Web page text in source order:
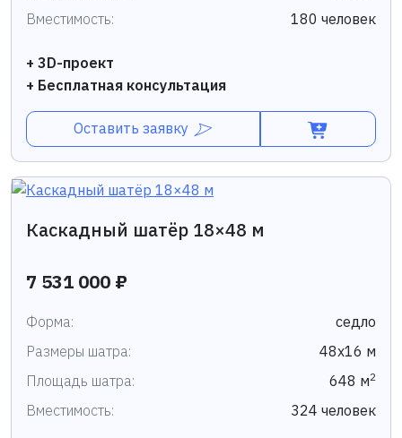
Вместимость: 180 человек
+ 3D-проект
+ Бесплатная консультация
Оставить заявку
Каскадный шатёр 18×48 м
7 531 000 ₽
Форма:
седло
Размеры шатра:
48х16 м
Площадь шатра:
648 м2
Вместимость: 324 человек